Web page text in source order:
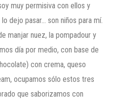
muy permisiva con ellos y
dejo pasar… son niños para mí.
manjar nuez, la pompadour y
día por medio, con base de
con crema, queso
ocupamos sólo estos tres
que saborizamos con